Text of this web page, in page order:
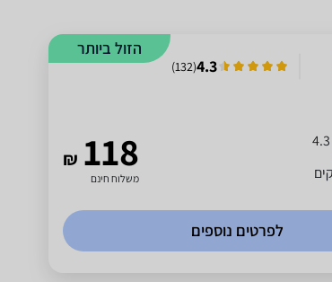
הזול ביותר
4.3
(
132
)
₪ 118
משלוח חינם
לפרטים נוספים